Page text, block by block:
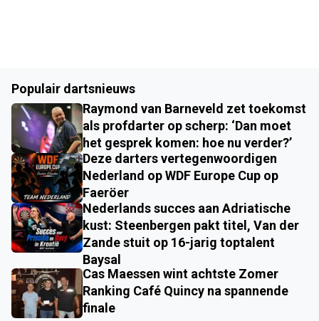
Populair dartsnieuws
Raymond van Barneveld zet toekomst
als profdarter op scherp: ‘Dan moet
het gesprek komen: hoe nu verder?’
Deze darters vertegenwoordigen
Nederland op WDF Europe Cup op
Faeröer
Nederlands succes aan Adriatische
kust: Steenbergen pakt titel, Van der
Zande stuit op 16-jarig toptalent
Baysal
Cas Maessen wint achtste Zomer
Ranking Café Quincy na spannende
finale